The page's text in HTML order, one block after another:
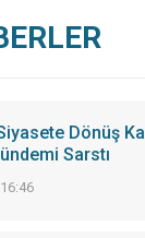
Dönüş
Sarstı